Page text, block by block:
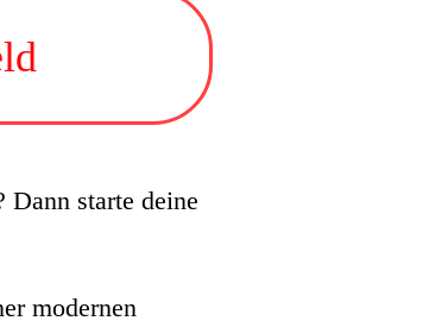
Dann starte deine
modernen